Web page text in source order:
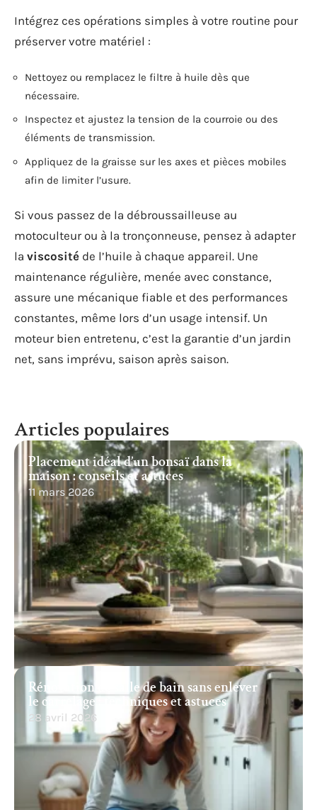
Intégrez ces opérations simples à votre routine pour
préserver votre matériel :
Nettoyez ou remplacez le filtre à huile dès que
nécessaire.
Inspectez et ajustez la tension de la courroie ou des
éléments de transmission.
Appliquez de la graisse sur les axes et pièces mobiles
afin de limiter l’usure.
Si vous passez de la débroussailleuse au
motoculteur ou à la tronçonneuse, pensez à adapter
la viscosité de l’huile à chaque appareil. Une
maintenance régulière, menée avec constance,
assure une mécanique fiable et des performances
constantes, même lors d’un usage intensif. Un
moteur bien entretenu, c’est la garantie d’un jardin
net, sans imprévu, saison après saison.
Articles populaires
Placement idéal d’un bonsaï dans la
maison : conseils et astuces
11 mars 2026
Rénovation de salle de bain sans enlever
le carrelage : techniques et astuces
28 avril 2026